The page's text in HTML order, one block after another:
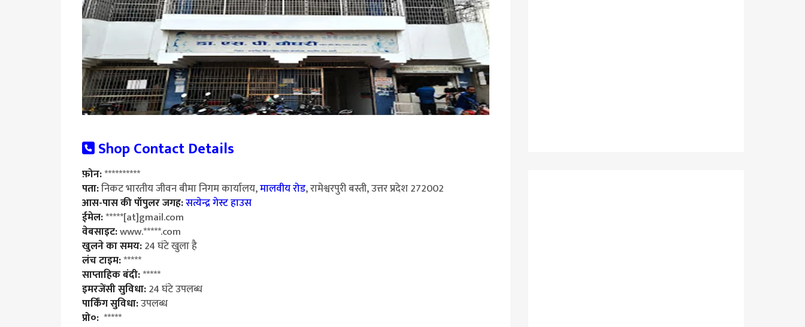
Shop Contact Details
फ़ोन:**********
पता:निकट भारतीय जीवन बीमा निगम कार्यालय,मालवीय रोड, रामेश्वरपुरी बस्ती, उत्तर प्रदेश 272002
आस-पास की पॉपुलर जगह:सत्येन्द्र गेस्ट हाउस
ईमेल:*****[at]gmail.com
वेबसाइट:www.*****.com
खुलने का समय:24 घंटे खुला है
लंच टाइम:*****
साप्ताहिक बंदी:*****
इमरजेंसी सुविधा:24 घंटे उपलब्ध
पार्किंग सुविधा:उपलब्ध
प्रो०: *****